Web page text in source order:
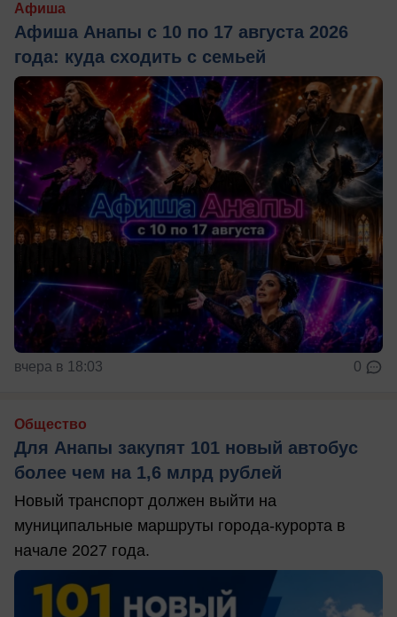
Афиша
Афиша Анапы с 10 по 17 августа 2026
года: куда сходить с семьей
вчера в 18:03 0
Общество
Для Анапы закупят 101 новый автобус
более чем на 1,6 млрд рублей
Новый транспорт должен выйти на
муниципальные маршруты города-курорта в
начале 2027 года.